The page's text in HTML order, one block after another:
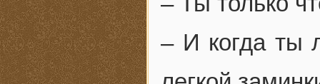
– И когда ты